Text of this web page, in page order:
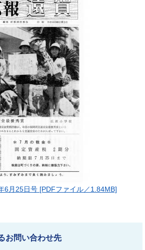
6月25日号 [PDFファイル／1.84MB]
お問い合わせ先